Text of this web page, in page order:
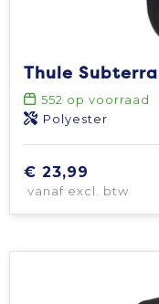
Thule
552 op voorraad
Polyester
€ 23,99
vanaf excl. btw